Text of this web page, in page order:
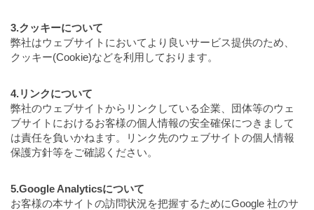
3.クッキーについて
弊社はウェブサイトにおいてより良いサービス提供のため、
クッキー(Cookie)などを利用しております。
4.リンクについて
弊社のウェブサイトからリンクしている企業、団体等のウェ
ブサイトにおけるお客様の個人情報の安全確保につきまして
は責任を負いかねます。リンク先のウェブサイトの個人情報
保護方針等をご確認ください。
5.Google Analyticsについて
お客様の本サイトの訪問状況を把握するためにGoogle 社のサ